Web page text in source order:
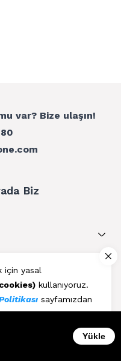
için yasal
kullanıyoruz.
sayfamızdan
Kabul Et
var? Bize ulaşın!
Biz
Yükle